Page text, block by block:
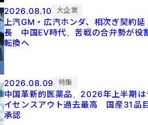
2026.08.10 大企業
上汽GM・広汽ホンダ、相次ぎ契約延
長 中国EV時代、苦戦の合弁勢が役
転換へ
2026.08.09 特集
中国革新的医薬品、2026年上半期は
イセンスアウト過去最高 国産31品
承認